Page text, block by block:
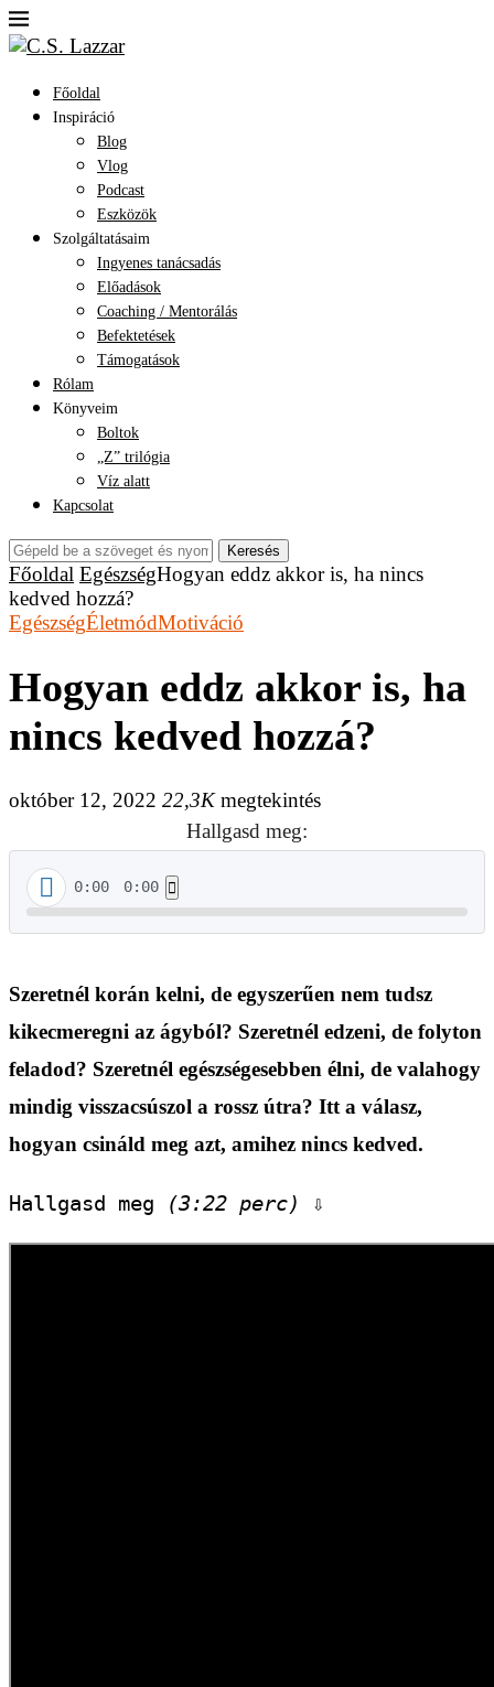
Főoldal
Inspiráció
Blog
Vlog
Podcast
Eszközök
Szolgáltatásaim
Ingyenes tanácsadás
Előadások
Coaching / Mentorálás
Befektetések
Támogatások
Rólam
Könyveim
Boltok
„Z” trilógia
Víz alatt
Kapcsolat
Keresés
Főoldal EgészségHogyan eddz akkor is, ha nincs
kedved hozzá?
EgészségÉletmódMotiváció
Hogyan eddz akkor is, ha
nincs kedved hozzá?
október 12, 2022 22,3Kmegtekintés
Hallgasd meg:
0:00 0:00
Szeretnél korán kelni, de egyszerűen nem tudsz
kikecmeregni az ágyból? Szeretnél edzeni, de folyton
feladod? Szeretnél egészségesebben élni, de valahogy
mindig visszacsúszol a rossz útra? Itt a válasz,
hogyan csináld meg azt, amihez nincs kedved.
Hallgasd meg (3:22 perc) ⇩